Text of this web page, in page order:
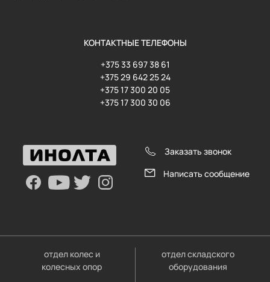
КОНТАКТНЫЕ ТЕЛЕФОНЫ
+375 33 697 38 61
+375 29 642 25 24
+375 17 300 20 05
+375 17 300 30 06
Заказать звонок
Написать сообщение
отдел колес и
колесных опор
отдел складского
оборудования